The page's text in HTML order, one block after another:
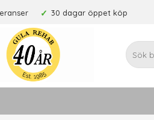
30 dagar öppet köp